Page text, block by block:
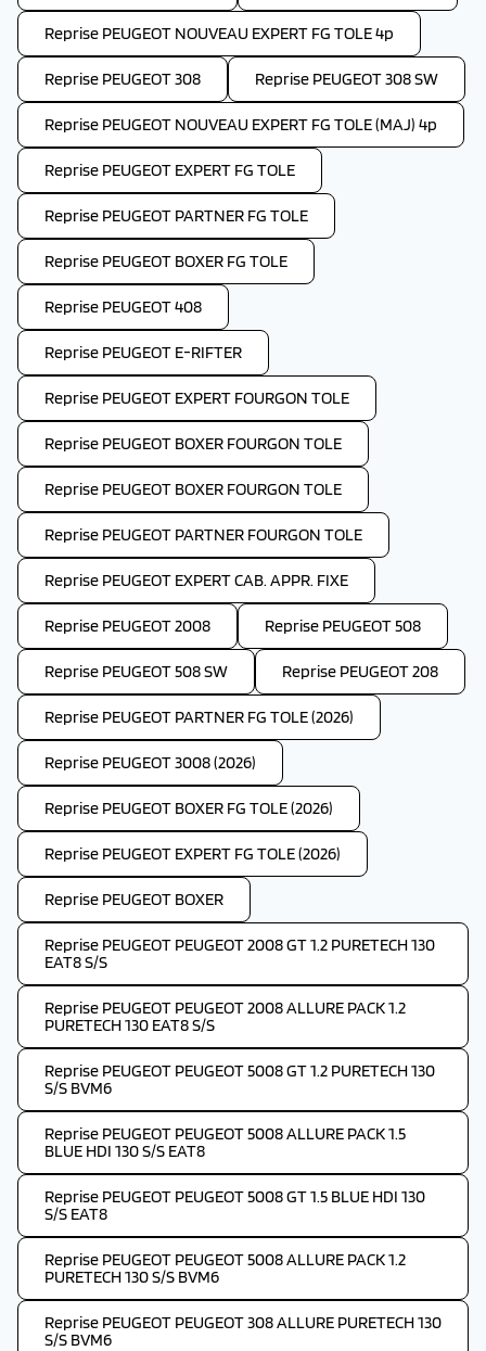
Reprise PEUGEOT NOUVEAU EXPERT FG TOLE 4p
Reprise PEUGEOT 308 Reprise PEUGEOT 308 SW
Reprise PEUGEOT NOUVEAU EXPERT FG TOLE (MAJ) 4p
Reprise PEUGEOT EXPERT FG TOLE
Reprise PEUGEOT PARTNER FG TOLE
Reprise PEUGEOT BOXER FG TOLE
Reprise PEUGEOT 408
Reprise PEUGEOT E-RIFTER
Reprise PEUGEOT EXPERT FOURGON TOLE
Reprise PEUGEOT BOXER FOURGON TOLE
Reprise PEUGEOT BOXER FOURGON TOLE
Reprise PEUGEOT PARTNER FOURGON TOLE
Reprise PEUGEOT EXPERT CAB. APPR. FIXE
Reprise PEUGEOT 2008 Reprise PEUGEOT 508
Reprise PEUGEOT 508 SW Reprise PEUGEOT 208
Reprise PEUGEOT PARTNER FG TOLE (2026)
Reprise PEUGEOT 3008 (2026)
Reprise PEUGEOT BOXER FG TOLE (2026)
Reprise PEUGEOT EXPERT FG TOLE (2026)
Reprise PEUGEOT BOXER
Reprise PEUGEOT PEUGEOT 2008 GT 1.2 PURETECH 130
EAT8 S/S
Reprise PEUGEOT PEUGEOT 2008 ALLURE PACK 1.2
PURETECH 130 EAT8 S/S
Reprise PEUGEOT PEUGEOT 5008 GT 1.2 PURETECH 130
S/S BVM6
Reprise PEUGEOT PEUGEOT 5008 ALLURE PACK 1.5
BLUE HDI 130 S/S EAT8
Reprise PEUGEOT PEUGEOT 5008 GT 1.5 BLUE HDI 130
S/S EAT8
Reprise PEUGEOT PEUGEOT 5008 ALLURE PACK 1.2
PURETECH 130 S/S BVM6
Reprise PEUGEOT PEUGEOT 308 ALLURE PURETECH 130
S/S BVM6